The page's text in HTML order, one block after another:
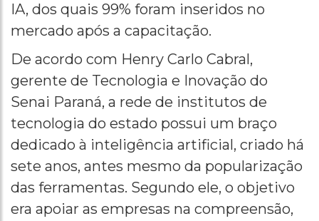
IA, dos quais 99% foram inseridos no
mercado após a capacitação.
De acordo com Henry Carlo Cabral,
gerente de Tecnologia e Inovação do
Senai Paraná, a rede de institutos de
tecnologia do estado possui um braço
dedicado à inteligência artificial, criado há
sete anos, antes mesmo da popularização
das ferramentas. Segundo ele, o objetivo
era apoiar as empresas na compreensão,